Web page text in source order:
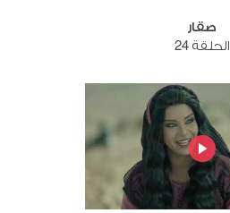
صقار
الحلقة 24